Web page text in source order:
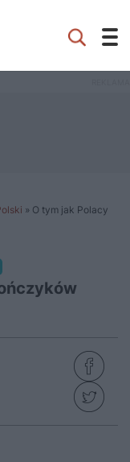
» O tym jak Polacy